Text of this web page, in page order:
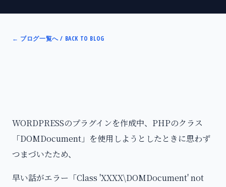
← ブログ一覧へ / BACK TO BLOG
WORDPRESSのプラグインを作成中、PHPのクラス
「DOMDocument」を使用しようとしたときに思わず
つまづいたため、
早い話がエラー「Class 'XXXX\DOMDocument' not